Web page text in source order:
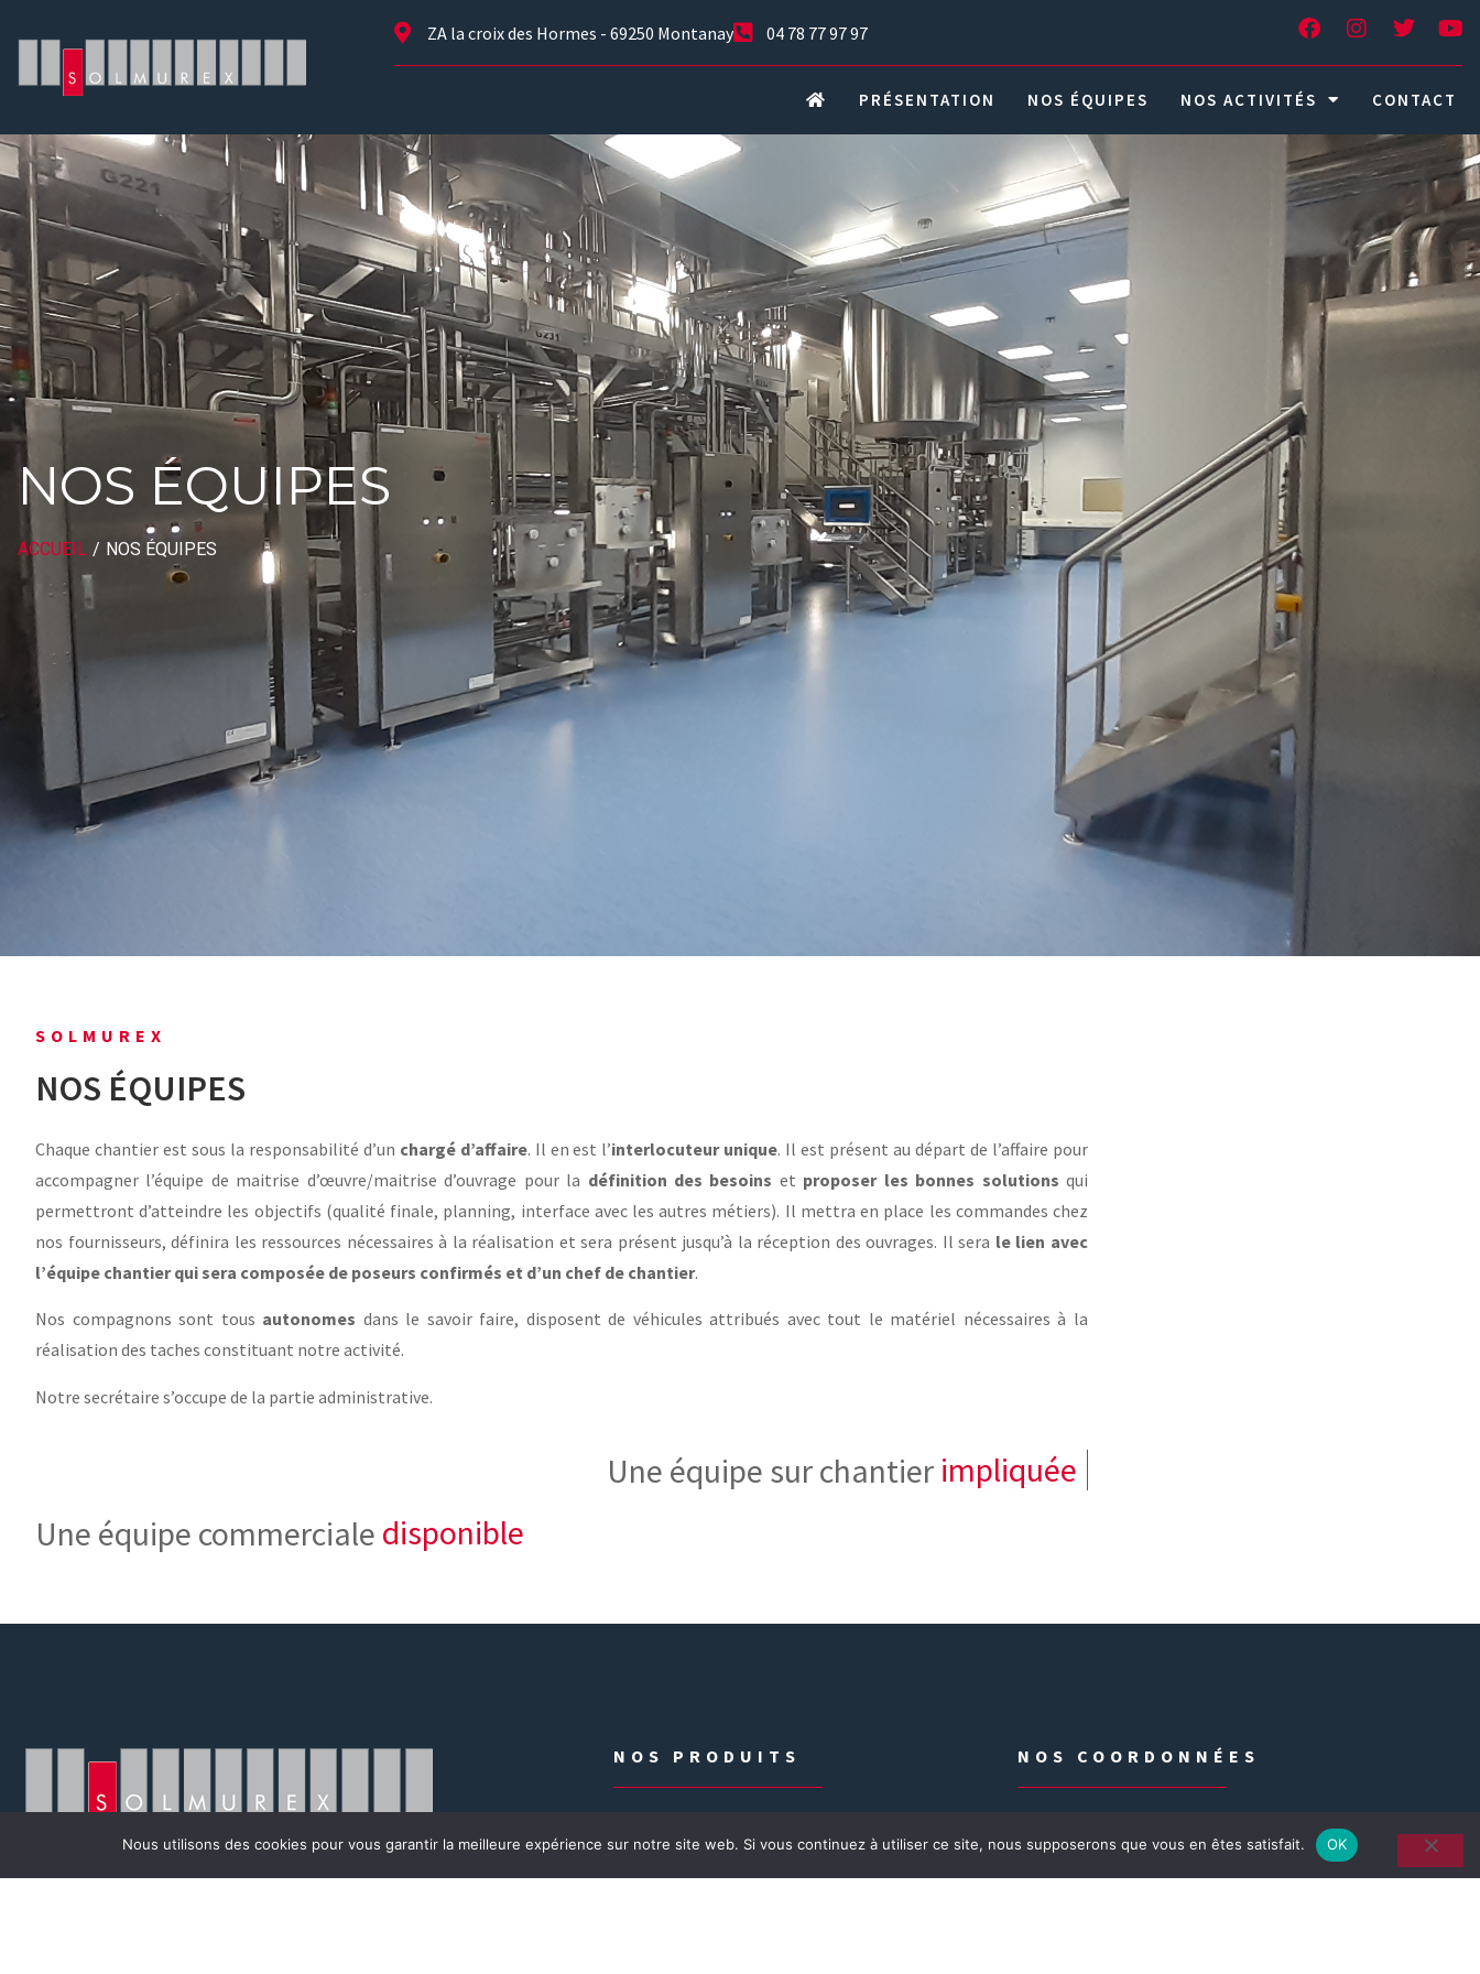
ZA la croix des Hormes - 69250 Montanay 04 78 77 97 97
PRÉSENTATION NOS ÉQUIPES NOS ACTIVITÉS CONTACT
NOS ÉQUIPES
ACCUEIL / NOS ÉQUIPES
SOLMUREX
NOS ÉQUIPES
Chaque chantier est sous la responsabilité d’un chargé d’affaire. Il en est l’interlocuteur unique. Il est présent au départ de l’affaire pour
accompagner l’équipe de maitrise d’œuvre/maitrise d’ouvrage pour la définition des besoins et proposer les bonnes solutions qui
permettront d’atteindre les objectifs (qualité finale, planning, interface avec les autres métiers). Il mettra en place les commandes chez
nos fournisseurs, définira les ressources nécessaires à la réalisation et sera présent jusqu’à la réception des ouvrages. Il sera le lien avec
l’équipe chantier qui sera composée de poseurs confirmés et d’un chef de chantier.
Nos compagnons sont tous autonomes dans le savoir faire, disposent de véhicules attribués avec tout le matériel nécessaires à la
réalisation des taches constituant notre activité.
Notre secrétaire s’occupe de la partie administrative.
Une équipe sur chantierimpliquée
Une équipe commerciale disponible
NOS PRODUITS NOS COORDONNÉES
69250 Montanay
Nous utilisons des cookies pour vous garantir la meilleure expérience sur notre site web. Si vous continuez à utiliser ce site, nous supposerons que vous en êtes satisfait. OK